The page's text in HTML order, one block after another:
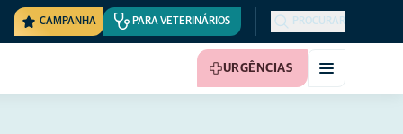
CAMPANHA PARA VETERINÁRIOS PROCURAR
URGÊNCIAS